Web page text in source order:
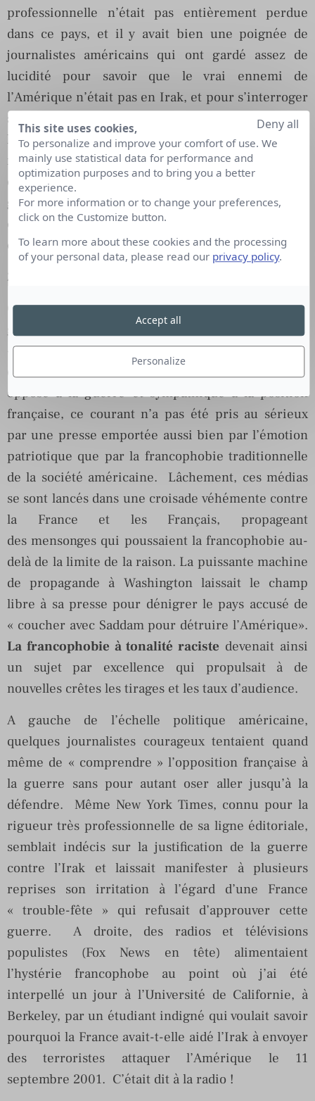
professionnelle n’était pas entièrement perdue
dans ce pays, et il y avait bien une poignée de
journalistes américains qui ont gardé assez de
lucidité pour savoir que le vrai ennemi de
l’Amérique n’était pas en Irak, et pour s’interroger
sur la rhétorique « va-t-en-guerre à tout prix» de
leur gouvernement. Or, plusieurs d’entre eux
m’ont discrètement avoué qu’ils n’osaient pas
écrire publiquement leur doute sur la thèse du
gouvernement de peur d’être accusés de « trahison
contre l’Amérique». Bravo pour la liberté
d’expression….
2) « France »
Ce fut donc la France, avec son opposition à la
guerre en Irak, qui a été montrée du doigt comme
«traitre contre l’Amérique ». Ainsi, même s’il
existait aux Etats-Unis un courant populaire
opposé à la guerre et sympathique à la position
française, ce courant n’a pas été pris au sérieux
par une presse emportée aussi bien par l’émotion
patriotique que par la francophobie traditionnelle
de la société américaine. Lâchement, ces médias
se sont lancés dans une croisade véhémente contre
la France et les Français, propageant
des mensonges qui poussaient la francophobie au-
delà de la limite de la raison. La puissante machine
de propagande à Washington laissait le champ
libre à sa presse pour dénigrer le pays accusé de
« coucher avec Saddam pour détruire l’Amérique».
La francophobie à tonalité raciste devenait ainsi
un sujet par excellence qui propulsait à de
nouvelles crêtes les tirages et les taux d’audience.
A gauche de l’échelle politique américaine,
quelques journalistes courageux tentaient quand
même de « comprendre » l’opposition française à
la guerre sans pour autant oser aller jusqu’à la
défendre. Même New York Times, connu pour la
rigueur très professionnelle de sa ligne éditoriale,
semblait indécis sur la justification de la guerre
contre l’Irak et laissait manifester à plusieurs
reprises son irritation à l’égard d’une France
« trouble-fête » qui refusait d’approuver cette
guerre. A droite, des radios et télévisions
populistes (Fox News en tête) alimentaient
l’hystérie francophobe au point où j’ai été
interpellé un jour à l’Université de Californie, à
Berkeley, par un étudiant indigné qui voulait savoir
pourquoi la France avait-t-elle aidé l’Irak à envoyer
des terroristes attaquer l’Amérique le 11
septembre 2001. C’était dit à la radio !
This site uses cookies,
To personalize and improve your comfort of use. We
mainly use statistical data for performance and
optimization purposes and to bring you a better
experience.
For more information or to change your preferences,
click on the Customize button.
To learn more about these cookies and the processing
of your personal data, please read our privacy policy.
Personalize
Deny all
Accept all